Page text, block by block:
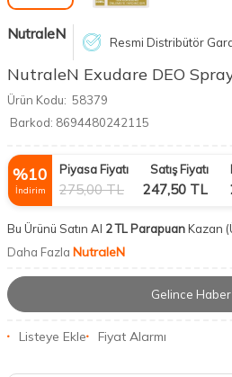
NutraleN Resmi Distribütör
NutraleN Exudare DEO
Ürün Kodu: 58379
Barkod: 8694480242115
%10
İndirim
Piyasa Fiyatı
275,00TL
Satış Fiyatı
247,50 TL
Bu Ürünü Satın Al 2 TL ParapuanKazan
Daha Fazla NutraleN
Gelince
Listeye Ekle Fiyat Alarmı